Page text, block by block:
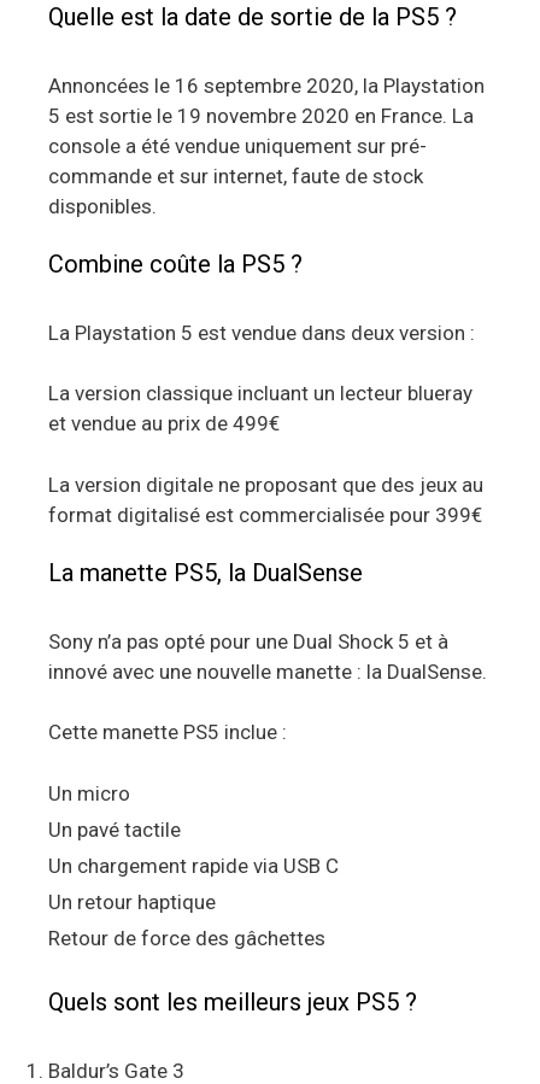
Quelle est la date de sortie de la PS5 ?
Annoncées le 16 septembre 2020, la Playstation
5 est sortie le 19 novembre 2020 en France. La
console a été vendue uniquement sur pré-
commande et sur internet, faute de stock
disponibles.
Combine coûte la PS5 ?
La Playstation 5 est vendue dans deux version :
La version classique incluant un lecteur blueray
et vendue au prix de 499€
La version digitale ne proposant que des jeux au
format digitalisé est commercialisée pour 399€
La manette PS5, la DualSense
Sony n’a pas opté pour une Dual Shock 5 et à
innové avec une nouvelle manette : la DualSense.
Cette manette PS5 inclue :
Un micro
Un pavé tactile
Un chargement rapide via USB C
Un retour haptique
Retour de force des gâchettes
Quels sont les meilleurs jeux PS5 ?
Baldur’s Gate 3